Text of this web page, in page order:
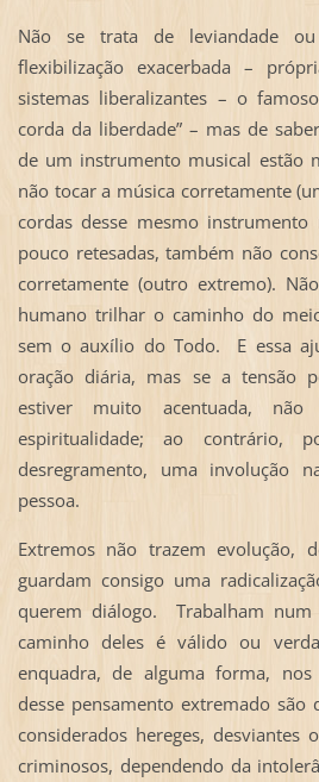
Não se trata de leviandade
flexibilização exacerbada –
sistemas liberalizantes – o
corda da liberdade” – mas de
de um instrumento musical estão
não tocar a música corretamente
cordas desse mesmo
pouco retesadas, também não
corretamente (outro extremo).
humano trilhar o caminho do
sem o auxílio do Todo. E essa
oração diária, mas se a tensão
estiver muito acentuada,
espiritualidade; ao contrário,
desregramento, uma involução
pessoa.
Extremos não trazem evolução,
guardam consigo uma
querem diálogo. Trabalham
caminho deles é válido ou
enquadra, de alguma forma,
desse pensamento extremado são
considerados hereges,
criminosos, dependendo da